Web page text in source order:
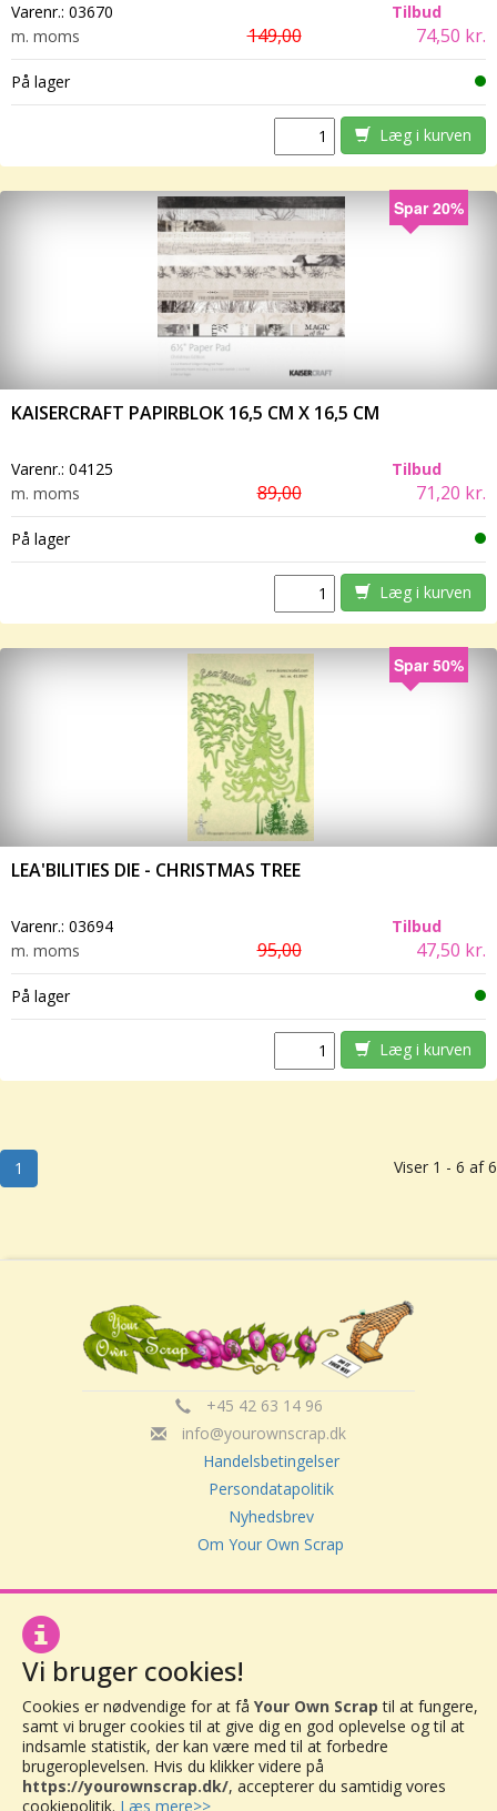
Varenr.: 03670
Tilbud
m. moms
149,00 74,50 kr.
På lager
Læg i kurven
Spar 20%
KAISERCRAFT PAPIRBLOK 16,5 CM X 16,5 CM
Varenr.: 04125
Tilbud
m. moms
89,00 71,20 kr.
På lager
Læg i kurven
Spar 50%
LEA'BILITIES DIE - CHRISTMAS TREE
Varenr.: 03694
Tilbud
m. moms
95,00 47,50 kr.
På lager
Læg i kurven
Viser 1 - 6 af 6
1
+45 42 63 14 96
info@yourownscrap.dk
Handelsbetingelser
Persondatapolitik
Nyhedsbrev
Om Your Own Scrap
Vor Frue Hovedgade 20
4000 Roskilde
Vi bruger cookies!
Cookies er nødvendige for at få Your Own Scrap til at fungere,
samt vi bruger cookies til at give dig en god oplevelse og til at
indsamle statistik, der kan være med til at forbedre
brugeroplevelsen. Hvis du klikker videre på
https://yourownscrap.dk/, accepterer du samtidig vores
cookiepolitik. Læs mere>>